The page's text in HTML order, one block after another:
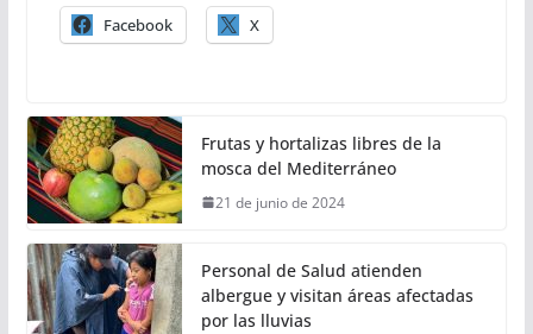
Facebook X
Frutas y hortalizas libres de la
mosca del Mediterráneo
21 de junio de 2024
Personal de Salud atienden
albergue y visitan áreas afectadas
por las lluvias